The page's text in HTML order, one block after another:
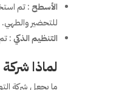
الأسطح: تم
للتحضير والطهي.
التنظيم الذكي:
لماذا
ما يجعل شركة